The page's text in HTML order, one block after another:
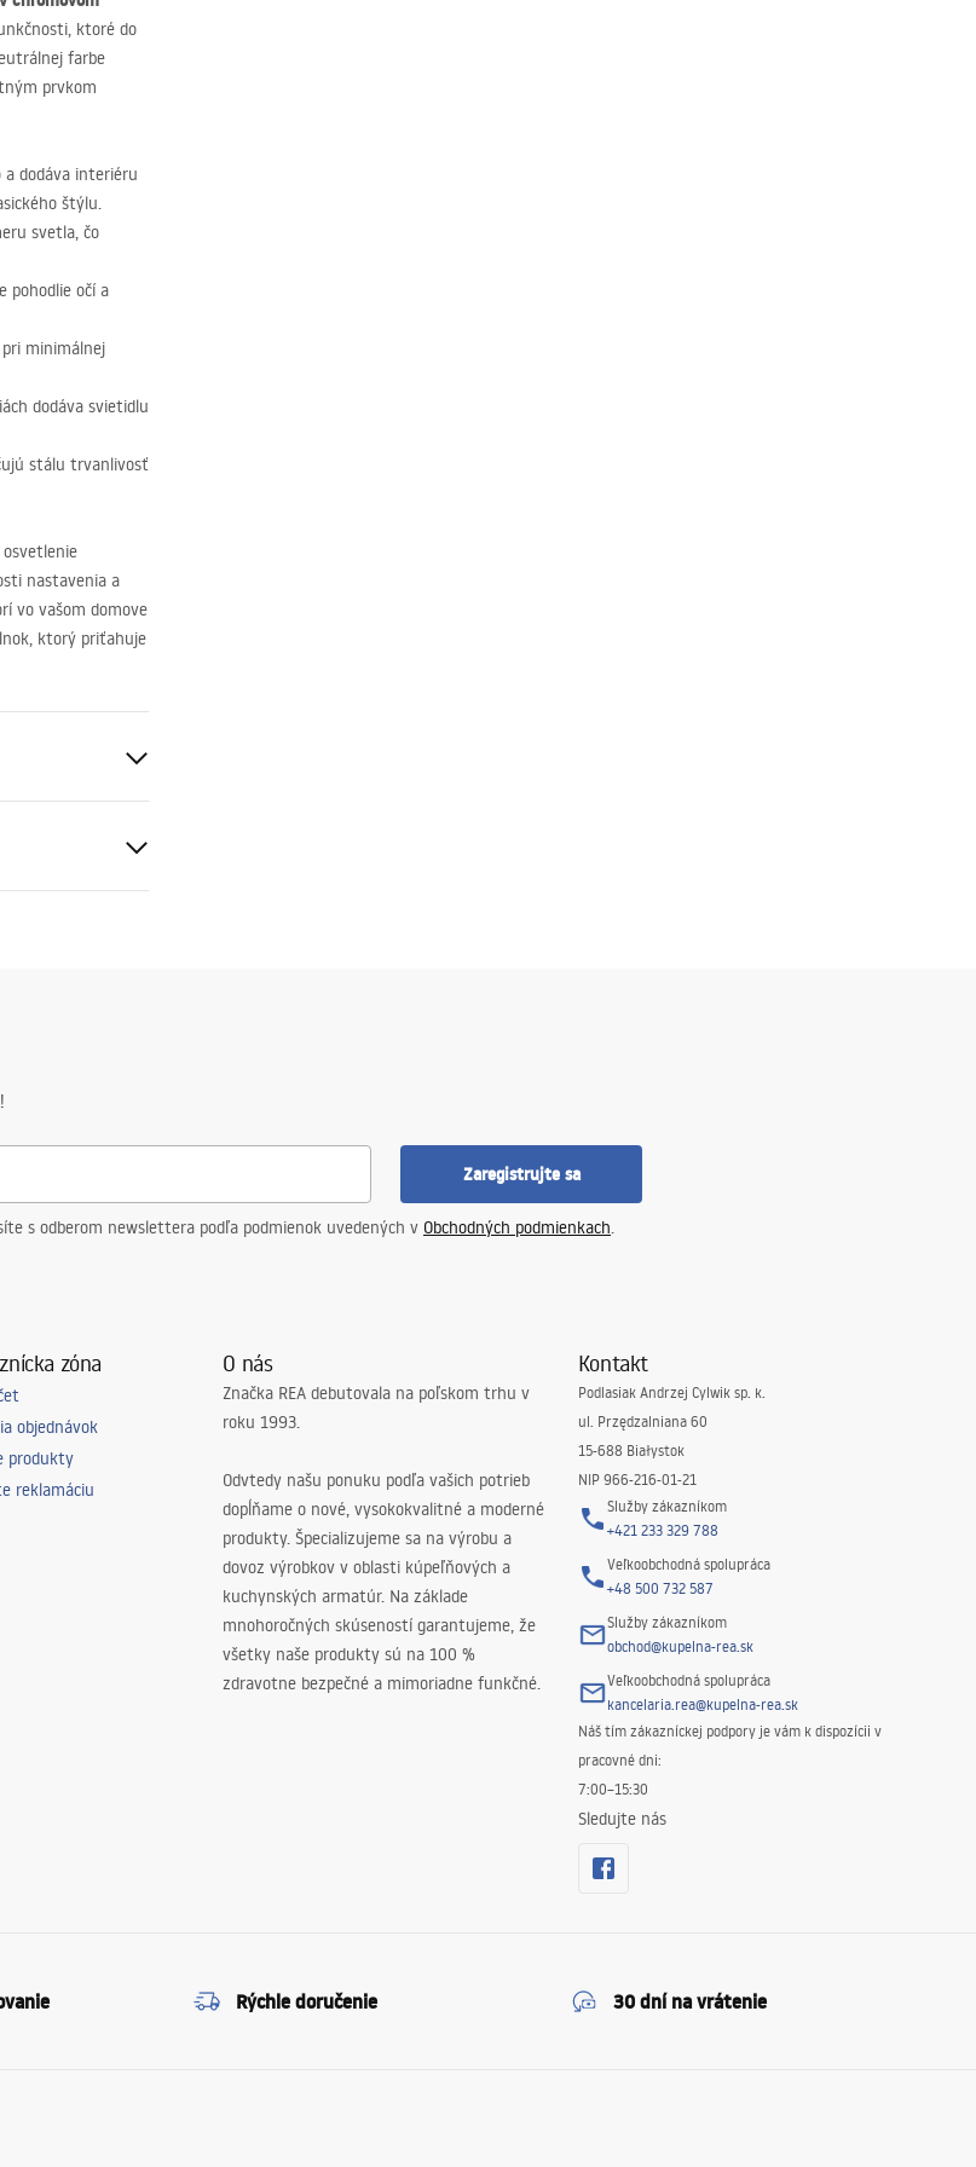
ktoré do
farbe
prvkom
a dodáva interiéru
štýlu.
svetla, čo
pohodlie očí a
minimálnej
dodáva svietidlu
stálu trvanlivosť
nastavenia a
vo vašom domove
ktorý priťahuje
kuchnia, pokój
Zaregistrujte sa
s odberom newslettera podľa podmienok uvedených v Obchodných podmienkach.
zóna
objednávok
produkty
reklamáciu
O nás
Značka REA debutovala na poľskom trhu v
roku 1993.
Odvtedy našu ponuku podľa vašich potrieb
dopĺňame o nové, vysokokvalitné a moderné
produkty. Špecializujeme sa na výrobu a
dovoz výrobkov v oblasti kúpeľňových a
kuchynských armatúr. Na základe
mnohoročných skúseností garantujeme, že
všetky naše produkty sú na 100 %
zdravotne bezpečné a mimoriadne funkčné.
Kontakt
Podlasiak Andrzej Cylwik sp. k.
ul. Przędzalniana 60
15-688 Białystok
NIP 966-216-01-21
Služby zákazníkom
+421 233 329 788
Veľkoobchodná spolupráca
+48 500 732 587
Služby zákazníkom
obchod@kupelna-rea.sk
Veľkoobchodná spolupráca
kancelaria.rea@kupelna-rea.sk
Náš tím zákazníckej podpory je vám k dispozícii v
pracovné dni:
7:00–15:30
Sledujte nás
Rýchle doručenie 30 dní na vrátenie